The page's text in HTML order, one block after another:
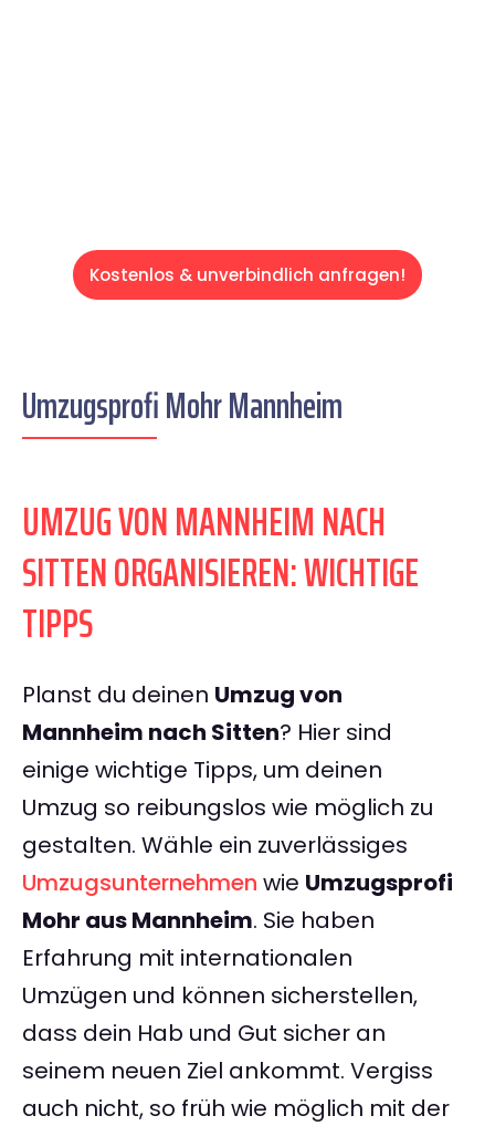
Kostenlos & unverbindlich anfragen!
Umzugsprofi Mohr Mannheim
UMZUG VON MANNHEIM NACH
SITTEN ORGANISIEREN: WICHTIGE
TIPPS
Planst du deinen Umzug von
Mannheim nach Sitten? Hier sind
einige wichtige Tipps, um deinen
Umzug so reibungslos wie möglich zu
gestalten. Wähle ein zuverlässiges
Umzugsunternehmen wie Umzugsprofi
Mohr aus Mannheim. Sie haben
Erfahrung mit internationalen
Umzügen und können sicherstellen,
dass dein Hab und Gut sicher an
seinem neuen Ziel ankommt. Vergiss
auch nicht, so früh wie möglich mit der